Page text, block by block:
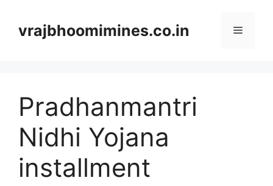
contentvrajbhoomimines.co.in Menu
Pradhanmantri
Nidhi Yojana
installment